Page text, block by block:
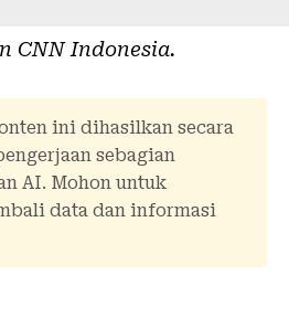
CNN Indonesia.
ini dihasilkan secara
sebagian
AI. Mohon untuk
data dan informasi